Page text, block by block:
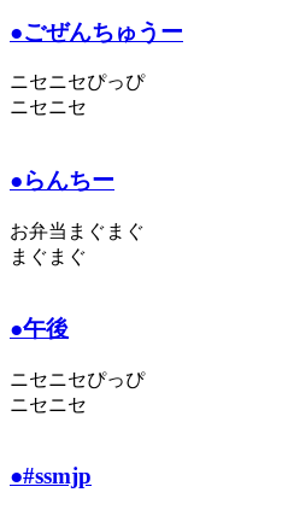
●ごぜんちゅうー
ニセニセぴっぴ
ニセニセ
●らんちー
お弁当まぐまぐ
まぐまぐ
●午後
ニセニセぴっぴ
ニセニセ
●#ssmjp